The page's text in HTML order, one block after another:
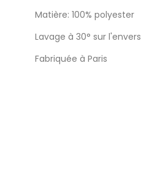
Matière: 100% polyester
Lavage à 30° sur l'envers
Fabriquée à Paris